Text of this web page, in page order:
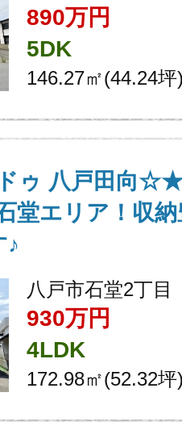
890万円
5DK
146.27㎡(44.24坪
八戸田向
堂エリア！収
♪
八戸市石堂2丁目
930万円
4LDK
172.98㎡(52.32坪